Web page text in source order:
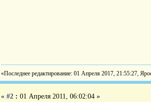
«Последнее редактирование: 01 Апреля 2017, 21:55:27,
« #2 : 01 Апреля 2011, 06:02:04 »